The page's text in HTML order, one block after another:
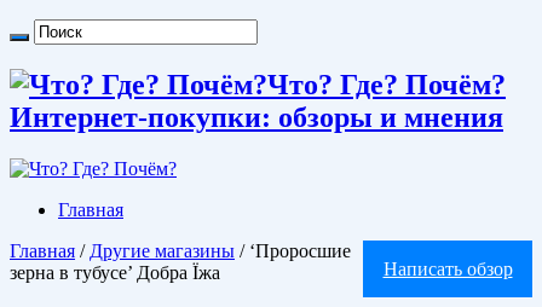
Что? Где? Почём?
Интернет-покупки: обзоры и мнения
Главная
Написать обзор
Главная / Другие магазины / ‘Проросшие
зерна в тубусе’ Добра Їжа